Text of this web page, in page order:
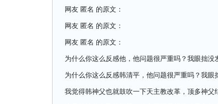
网友 匿名 的原文：
网友 匿名 的原文：
网友 匿名 的原文：
为什么你这么反感他，他问题很严重吗？我眼拙没
为什么你这么反感韩清平，他问题很严重吗？我眼
我觉得韩神父也就鼓吹一下天主教改革，顶多神